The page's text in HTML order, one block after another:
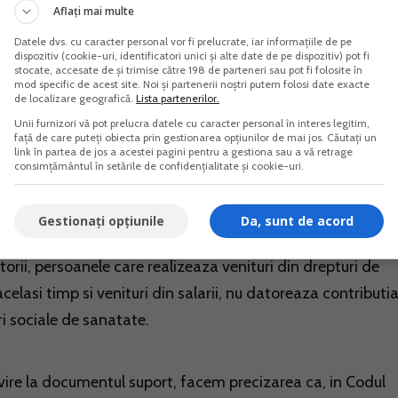
din drepturi de proprietate intelectuala pot opta
final, caz in care, impozitul se calculeaza prin retinere
cotei de 16% asupra venitului brut. Optiunea de
momentul incheierii fiecarui raport juridic/contract si
desfasurate pe baza acestuia.
la data de 25 inclusiv a lunii urmatoare celei in care
persoanele care realizeaza venituri din drepturi de
timp si venituri din salarii, nu datoreaza
sociale de sanatate.
la documentul suport, facem precizarea ca, in Codul
Aflați mai multe
Datele dvs. cu caracter personal vor fi prelucrate, iar informațiile de pe
dispozitiv (cookie-uri, identificatori unici și alte date de pe dispozitiv) pot fi
stocate, accesate de și trimise către 198 de parteneri sau pot fi folosite în
mod specific de acest site. Noi și partenerii noștri putem folosi date exacte
de localizare geografică. Lista partenerilor.
Unii furnizori vă pot prelucra datele cu caracter personal în interes legitim,
față de care puteți obiecta prin gestionarea opțiunilor de mai jos. Căutați un
link în partea de jos a acestei pagini pentru a gestiona sau a vă retrage
consimțământul în setările de confidențialitate și cookie-uri.
Da, sunt de acord
Gestionați opțiunile